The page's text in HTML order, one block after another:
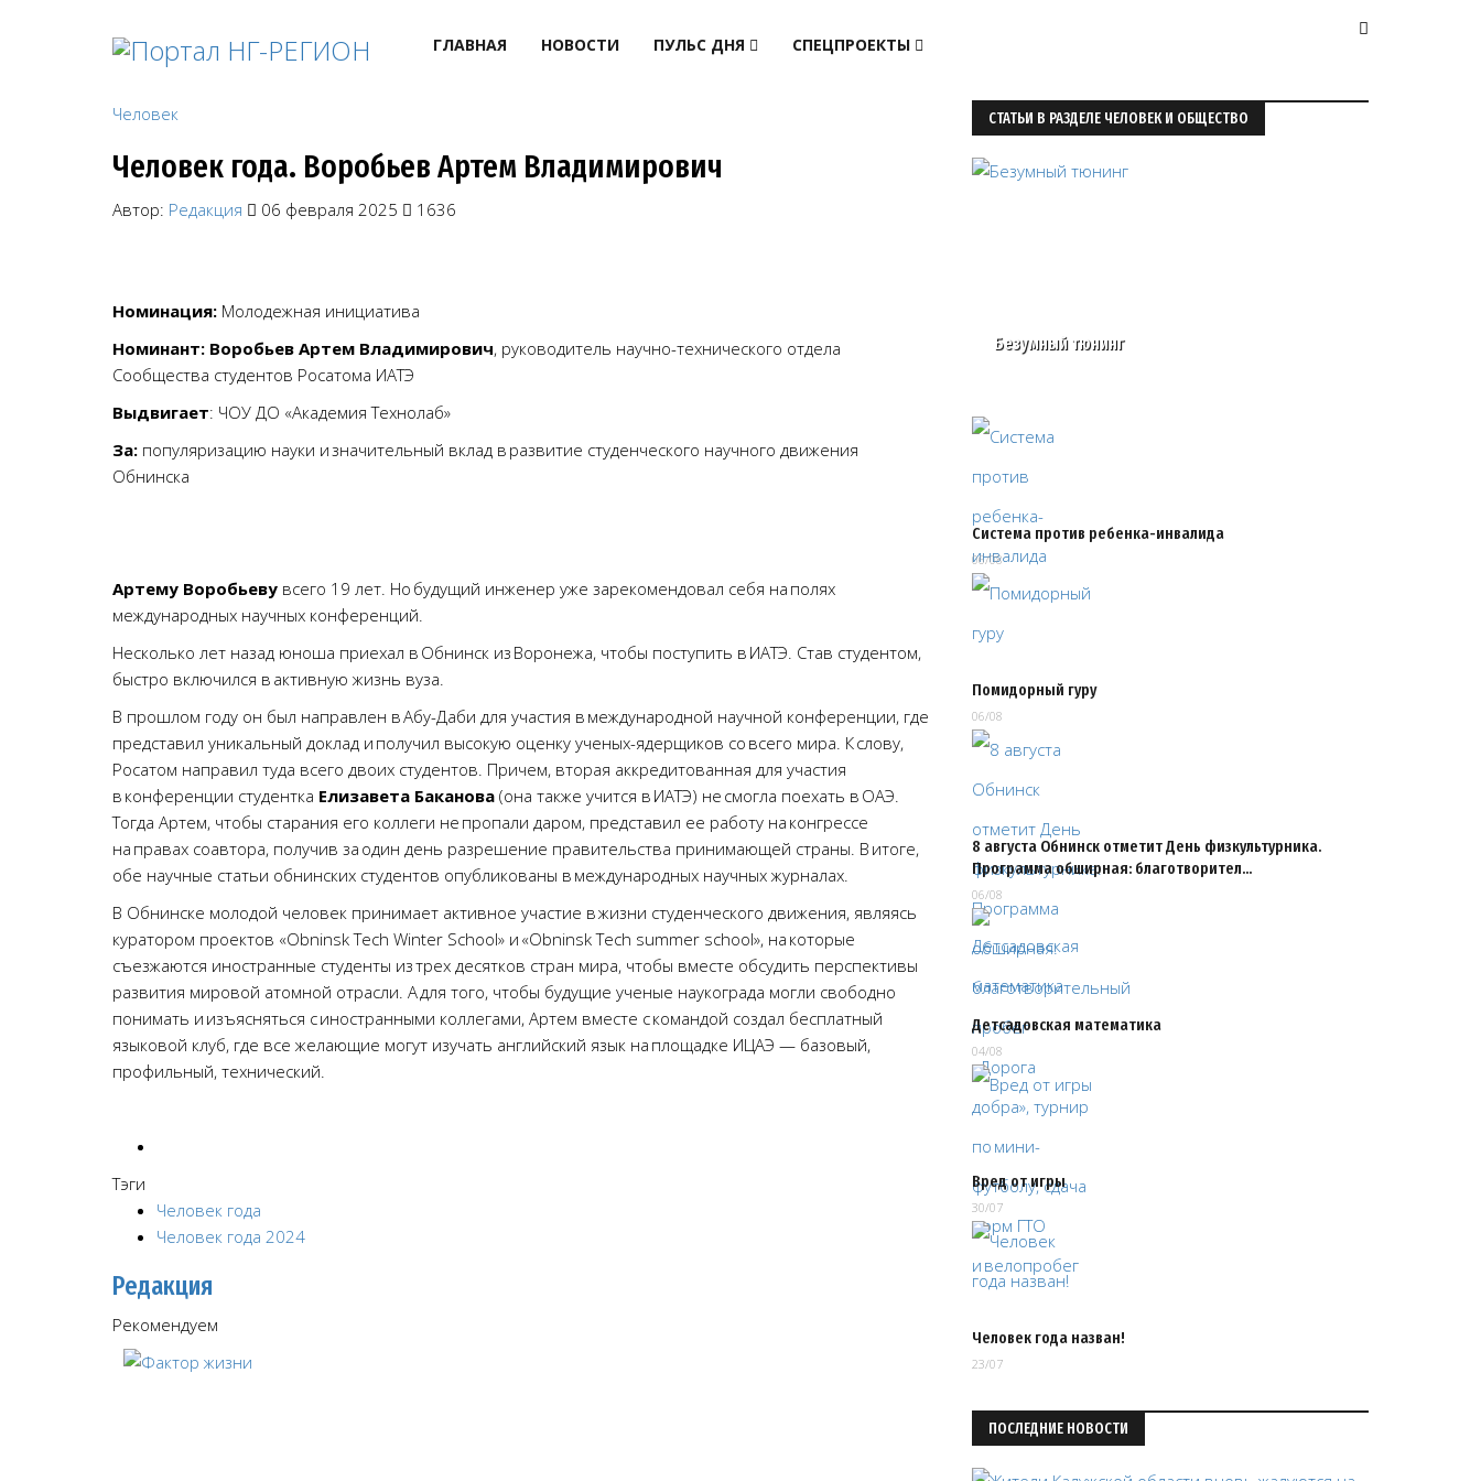
ГЛАВНАЯ НОВОСТИ ПУЛЬС ДНЯ СПЕЦПРОЕКТЫ
Человек
Человек года. Воробьев Артем Владимирович
Автор: Редакция 06 февраля 2025 1636
Номинация: Молодежная инициатива
Номинант: Воробьев Артем Владимирович, руководитель научно-технического отдела
Сообщества студентов Росатома ИАТЭ
Выдвигает: ЧОУ ДО «Академия Технолаб»
За: популяризацию науки и значительный вклад в развитие студенческого научного движения
Обнинска
Артему Воробьеву всего 19 лет. Но будущий инженер уже зарекомендовал себя на полях
международных научных конференций.
Несколько лет назад юноша приехал в Обнинск из Воронежа, чтобы поступить в ИАТЭ. Став студентом,
быстро включился в активную жизнь вуза.
В прошлом году он был направлен в Абу-Даби для участия в международной научной конференции, где
представил уникальный доклад и получил высокую оценку ученых-ядерщиков со всего мира. К слову,
Росатом направил туда всего двоих студентов. Причем, вторая аккредитованная для участия
в конференции студентка Елизавета Баканова (она также учится в ИАТЭ) не смогла поехать в ОАЭ.
Тогда Артем, чтобы старания его коллеги не пропали даром, представил ее работу на конгрессе
на правах соавтора, получив за один день разрешение правительства принимающей страны. В итоге,
обе научные статьи обнинских студентов опубликованы в международных научных журналах.
В Обнинске молодой человек принимает активное участие в жизни студенческого движения, являясь
куратором проектов «Obninsk Tech Winter School» и «Obninsk Tech summer school», на которые
съезжаются иностранные студенты из трех десятков стран мира, чтобы вместе обсудить перспективы
развития мировой атомной отрасли. А для того, чтобы будущие ученые наукограда могли свободно
понимать и изъясняться с иностранными коллегами, Артем вместе с командой создал бесплатный
языковой клуб, где все желающие могут изучать английский язык на площадке ИЦАЭ — базовый,
профильный, технический.
Тэги
Человек года
Человек года 2024
Редакция
Рекомендуем
СТАТЬИ В РАЗДЕЛЕ ЧЕЛОВЕК И ОБЩЕСТВО
Безумный тюнинг
Система против ребенка-инвалида
06/08
Помидорный гуру
06/08
8 августа Обнинск отметит День физкультурника.
Программа обширная: благотворител…
06/08
Детсадовская математика
04/08
Вред от игры
30/07
Человек года назван!
23/07
ПОСЛЕДНИЕ НОВОСТИ